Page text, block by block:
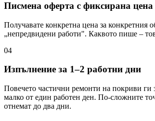
Писмена оферта с фиксирана цена
Получавате конкретна цена за конкретния
„непредвидени работи". Каквото пише –
04
Изпълнение за 1–2 работни дни
Повечето частични ремонти на покриви ги
малко от един работен ден. По-сложните
отнемат до два дни.